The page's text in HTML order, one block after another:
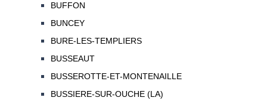
BUFFON
BUNCEY
BURE-LES-TEMPLIERS
BUSSEAUT
BUSSEROTTE-ET-MONTENAILLE
BUSSIERE-SUR-OUCHE (LA)